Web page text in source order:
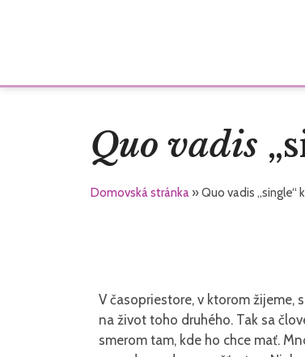
Quo vadis
Domovská stránka »Quo vadis „single“
V časopriestore, v ktorom žijeme,
na život toho druhého. Tak sa
smerom tam, kde ho chce mať.